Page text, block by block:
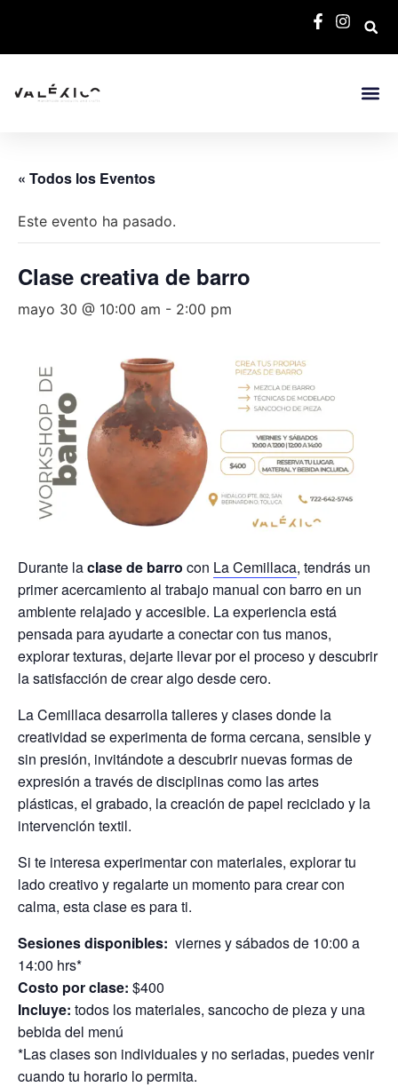
« Todos los Eventos
Este evento ha pasado.
Clase creativa de barro
mayo 30 @ 10:00 am - 2:00 pm
Durante laclase de barro con La Cemillaca, tendrás un
primer acercamiento al trabajo manual con barro en un
ambiente relajado y accesible. La experiencia está
pensada para ayudarte a conectar con tus manos,
explorar texturas, dejarte llevar por el proceso y descubrir
la satisfacción de crear algo desde cero.
La Cemillaca desarrolla talleres y clases donde la
creatividad se experimenta de forma cercana, sensible y
sin presión, invitándote a descubrir nuevas formas de
expresión a través de disciplinas como las artes
plásticas, el grabado, la creación de papel reciclado y la
intervención textil.
Si te interesa experimentar con materiales, explorar tu
lado creativo y regalarte un momento para crear con
calma, esta clase es para ti.
Sesiones disponibles: viernes y sábados de 10:00 a
14:00 hrs*
Costo por clase: $400
Incluye: todos los materiales, sancocho de pieza y una
bebida del menú
*Las clases son individuales y no seriadas, puedes venir
cuando tu horario lo permita.